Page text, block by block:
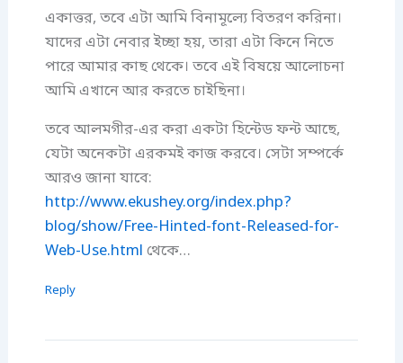
একাত্তর, তবে এটা আমি বিনামূল্যে বিতরণ করিনা।
যাদের এটা নেবার ইচ্ছা হয়, তারা এটা কিনে নিতে
পারে আমার কাছ থেকে। তবে এই বিষয়ে আলোচনা
আমি এখানে আর করতে চাইছিনা।
তবে আলমগীর-এর করা একটা হিন্টেড ফন্ট আছে,
যেটা অনেকটা এরকমই কাজ করবে। সেটা সম্পর্কে
আরও জানা যাবে:
http://www.ekushey.org/index.php?
blog/show/Free-Hinted-font-Released-for-
Web-Use.html থেকে…
Reply